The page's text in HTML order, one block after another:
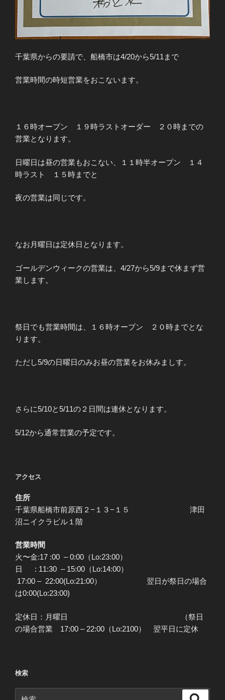
千葉県からの要請で、船橋市は4/20から5/11まで
営業時間の時短営業をおこないます。
１６時オープン １９時ラストオーダー ２０時までの
営業となります。
日曜日は昼の営業もおこない、１１時半オープン １４
時ラスト １５時までと
夜の営業は同じです。
なお月曜日は定休日となります。
ゴールデンウィークの営業は、4/27から5/9まで休まず営
業します。
祭日でも営業時間は、１６時オープン ２０時までとな
ります。
ただし5/9の日曜日のみお昼の営業をお休みましす。
さらに5/10と5/11の２日間は連休となります。
5/12から通常営業の予定です。
アクセス
住所
千葉県船橋市前原西２−１３−１５ 津田
沼ニイクラビル１階
営業時間
火〜金:17 :00 – 0:00（Lo:23:00）
日 : 11:30 – 15:00（Lo:14:00）
17:00 – 22:00(Lo:21:00） 翌日が祭日の場合
は0:00(Lo:23:00)
定休日：月曜日 （祭日
の場合営業 17:00 – 22:00（Lo:2100） 翌平日に定休
検索